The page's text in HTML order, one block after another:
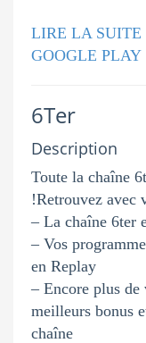
LIRE LA SUITE
GOOGLE PLAY
6Ter
Description
Toute la chaîne
!Retrouvez avec
– La chaîne 6ter
– Vos
en Replay
– Encore plus de
meilleurs bonus
chaîne